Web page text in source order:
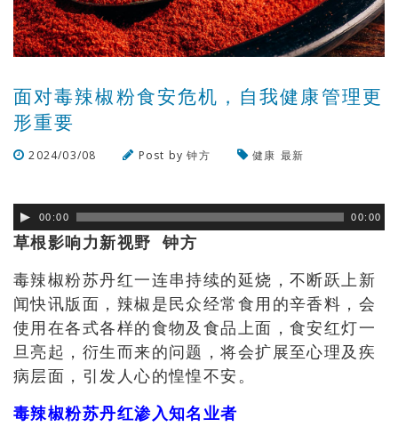
面对毒辣椒粉食安危机，自我健康管理更
形重要
2024/03/08 Post by钟方 健康 最新
00:00 00:00
草根影响力新视野 钟方
毒辣椒粉苏丹红一连串持续的延烧，不断跃上新
闻快讯版面，辣椒是民众经常食用的辛香料，会
使用在各式各样的食物及食品上面，食安红灯一
旦亮起，衍生而来的问题，将会扩展至心理及疾
病层面，引发人心的惶惶不安。
毒辣椒粉苏丹红渗入知名业者